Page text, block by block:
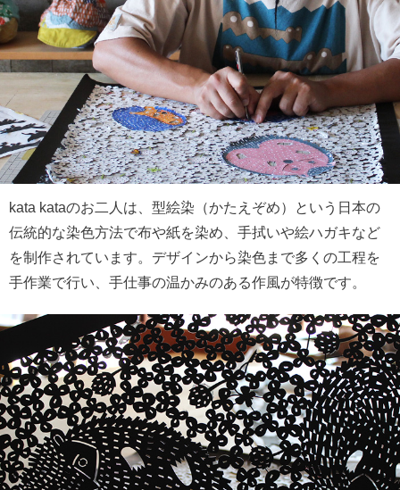
kata kataのお二人は、型絵染（かたえぞめ）という日本の
伝統的な染色方法で布や紙を染め、手拭いや絵ハガキなど
を制作されています。デザインから染色まで多くの工程を
手作業で行い、手仕事の温かみのある作風が特徴です。